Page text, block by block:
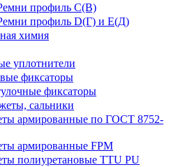
профиль С(В)
профиль D(Г) и E(Д)
химия
уплотнители
фиксаторы
фиксаторы
сальники
армированные по ГОСТ 8752-
армированные FPM
полиуретановые TTU PU